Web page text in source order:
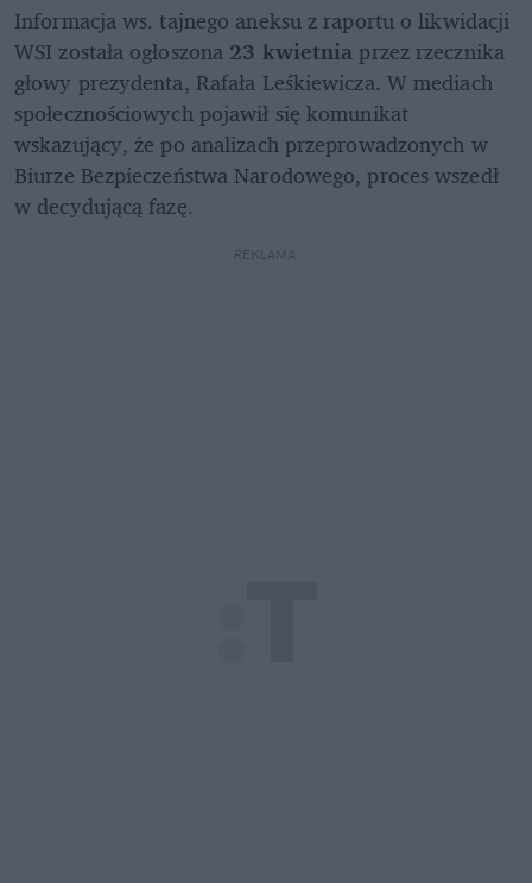
Informacja ws. tajnego aneksu z raportu o likwidacji
WSI została ogłoszona 23 kwietnia przez rzecznika
głowy prezydenta, Rafała Leśkiewicza. W mediach
społecznościowych pojawił się komunikat
wskazujący, że po analizach przeprowadzonych w
Biurze Bezpieczeństwa Narodowego, proces wszedł
w decydującą fazę.
REKLAMA